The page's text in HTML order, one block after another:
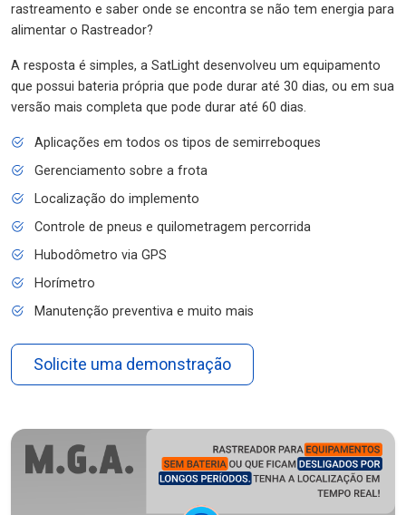
rastreamento e saber onde se encontra se não tem energia para
alimentar o Rastreador?
A resposta é simples, a SatLight desenvolveu um equipamento
que possui bateria própria que pode durar até 30 dias, ou em sua
versão mais completa que pode durar até 60 dias.
Aplicações em todos os tipos de semirreboques
Gerenciamento sobre a frota
Localização do implemento
Controle de pneus e quilometragem percorrida
Hubodômetro via GPS
Horímetro
Manutenção preventiva e muito mais
Solicite uma demonstração